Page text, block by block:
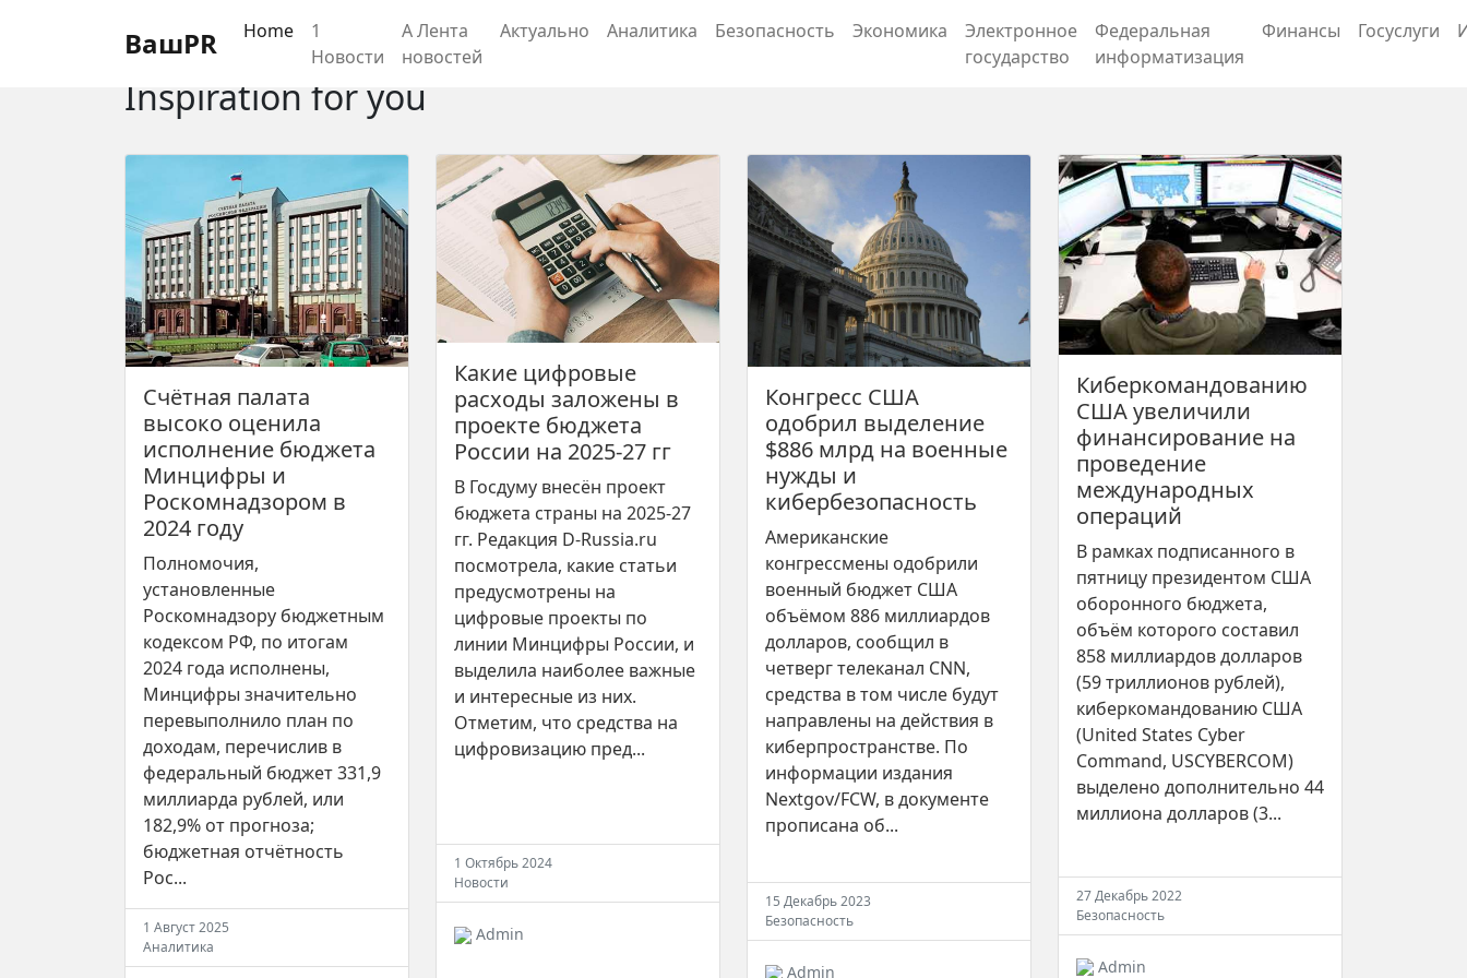
Восстановление пароля
ВашPR Home
1
Новости
А Лента
новостей
Актуально Аналитика Безопасность Экономика
Электронное
государство
Федеральная
информатизация
Финансы Госуслуги
Inspiration for you
Счётная палата
высоко оценила
исполнение бюджета
Минцифры и
Роскомнадзором в
2024 году
Полномочия,
установленные
Роскомнадзору бюджетным
кодексом РФ, по итогам
2024 года исполнены,
Минцифры значительно
перевыполнило план по
доходам, перечислив в
федеральный бюджет 331,9
миллиарда рублей, или
182,9% от прогноза;
бюджетная отчётность
Рос...
1 Август 2025
Аналитика
Какие цифровые
расходы заложены в
проекте бюджета
России на 2025-27 гг
В Госдуму внесён проект
бюджета страны на 2025-27
гг. Редакция D-Russia.ru
посмотрела, какие статьи
предусмотрены на
цифровые проекты по
линии Минцифры России, и
выделила наиболее важные
и интересные из них.
Отметим, что средства на
цифровизацию пред...
1 Октябрь 2024
Новости
Admin
Конгресс США
одобрил выделение
$886 млрд на военные
нужды и
кибербезопасность
Американские
конгрессмены одобрили
военный бюджет США
объёмом 886 миллиардов
долларов, сообщил в
четверг телеканал CNN,
средства в том числе будут
направлены на действия в
киберпространстве. По
информации издания
Nextgov/FCW, в документе
прописана об...
15 Декабрь 2023
Безопасность
Admin
Киберкомандованию
США увеличили
финансирование на
проведение
международных
операций
В рамках подписанного в
пятницу президентом США
оборонного бюджета,
объём которого составил
858 миллиардов долларов
(59 триллионов рублей),
киберкомандованию США
(United States Cyber
Command, USCYBERCOM)
выделено дополнительно 44
миллиона долларов (3...
27 Декабрь 2022
Безопасность
Admin